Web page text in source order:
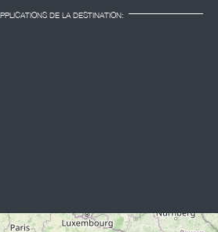
DE LA DESTINATION: